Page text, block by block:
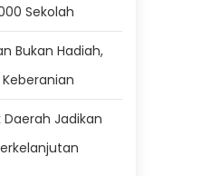
Sekolah
Bukan Hadiah,
Jadikan